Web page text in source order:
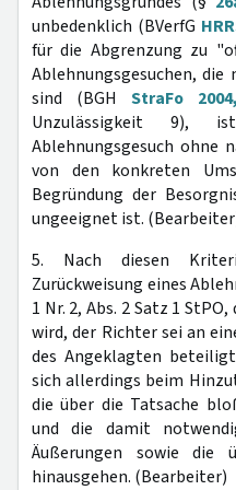
unbedenklich (BVerfG
für die Abgrenzung zu
Ablehnungsgesuchen, die
sind (BGH StraFo
Unzulässigkeit 9),
Ablehnungsgesuch ohne
von den konkreten
Begründung der
ungeeignet ist.
5. Nach diesen
Zurückweisung eines
1 Nr. 2, Abs. 2 Satz 1
wird, der Richter sei an
des Angeklagten
sich allerdings beim
die über die Tatsache
und die damit
Äußerungen sowie die
hinausgehen. (Bearbeiter)